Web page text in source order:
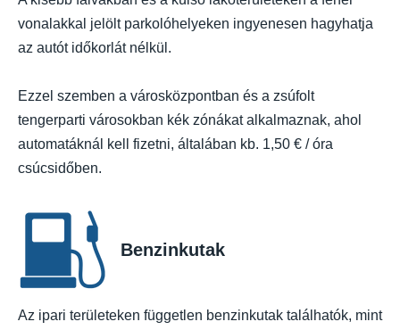
vonalakkal jelölt parkolóhelyeken ingyenesen hagyhatja
az autót időkorlát nélkül.
Ezzel szemben a városközpontban és a zsúfolt
tengerparti városokban kék zónákat alkalmaznak, ahol
automatáknál kell fizetni, általában kb. 1,50 € / óra
csúcsidőben.
Benzinkutak
Az ipari területeken független benzinkutak találhatók, mint